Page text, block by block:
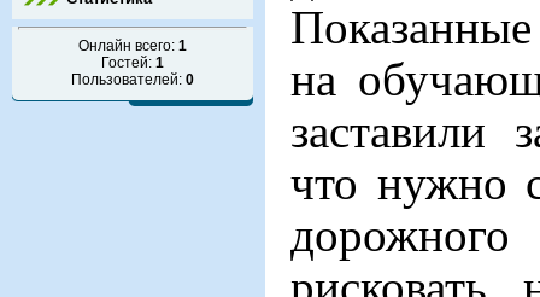
Онлайн всего: 1
Гостей: 1
Пользователей: 0
на
заставили
что нужно